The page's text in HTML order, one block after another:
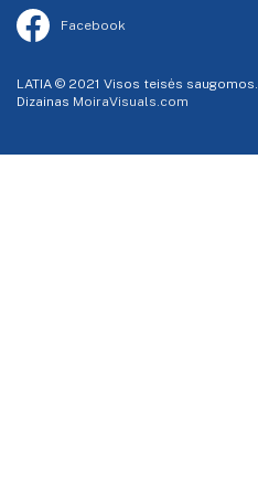
Facebook
LATIA © 2021 Visos teisės saugomos.
Dizainas MoiraVisuals.com